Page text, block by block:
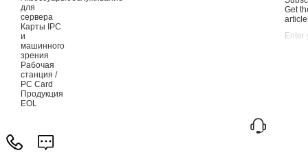
для
сервера
Карты IPC
и
машинного
зрения
Рабочая
станция /
PC Card
Продукция
EOL
Get